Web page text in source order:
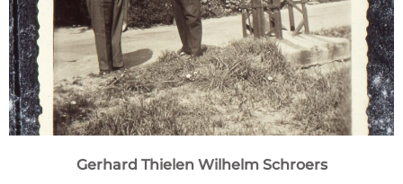
Gerhard Thielen Wilhelm Schroers